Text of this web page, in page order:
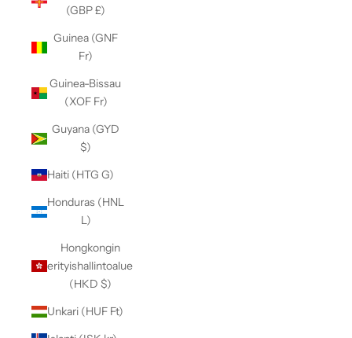
(GBP £)
Guinea (GNF
Fr)
Guinea-Bissau
(XOF Fr)
Guyana (GYD
$)
Haiti (HTG G)
Honduras (HNL
L)
Hongkongin
erityishallintoalue
(HKD $)
Unkari (HUF Ft)